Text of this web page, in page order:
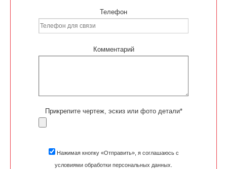
Телефон
Комментарий
Прикрепите чертеж, эскиз или фото детали*
Нажимая кнопку «Отправить», я соглашаюсь с
условиями обработки персональных данных.